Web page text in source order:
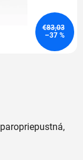
€83,03
–37 %